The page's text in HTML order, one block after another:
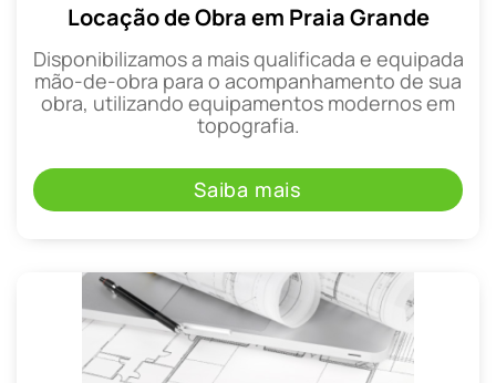
Locação de Obra em Praia Grande
Disponibilizamos a mais qualificada e equipada
mão-de-obra para o acompanhamento de sua
obra, utilizando equipamentos modernos em
topografia.
Saiba mais